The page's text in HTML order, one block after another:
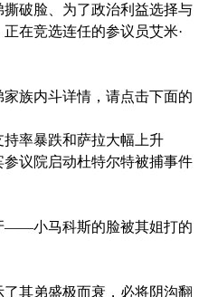
破脸、为了政治利益选择与
在竞选连任的参议员艾米·
族内斗详情，请点击下面的
率暴跌和萨拉大幅上升
议院启动杜特尔特被捕事件
——小马科斯的脸被其姐打的
其弟盛极而衰，必将阴沟翻